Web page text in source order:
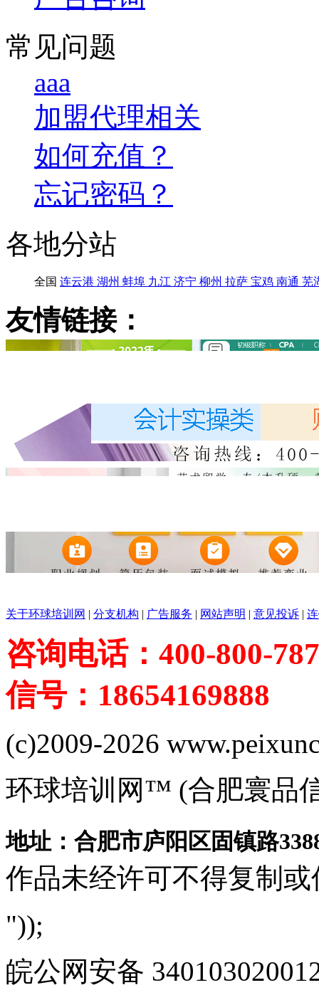
常见问题
aaa
加盟代理相关
如何充值？
忘记密码？
各地分站
全国 连云港 湖州 蚌埠 九江 济宁 柳州 拉萨 宝鸡 南通 芜
友情链接：
关于环球培训网 | 分支机构 | 广告服务 | 网站声明 | 意见投诉 |
咨询电话：400-800-
信号：18654169888
(c)2009-2026
环球培训网™ (合肥寰品
地址：合肥市庐阳区固镇路
作品未经许可不得复制或
"));
皖公网安备